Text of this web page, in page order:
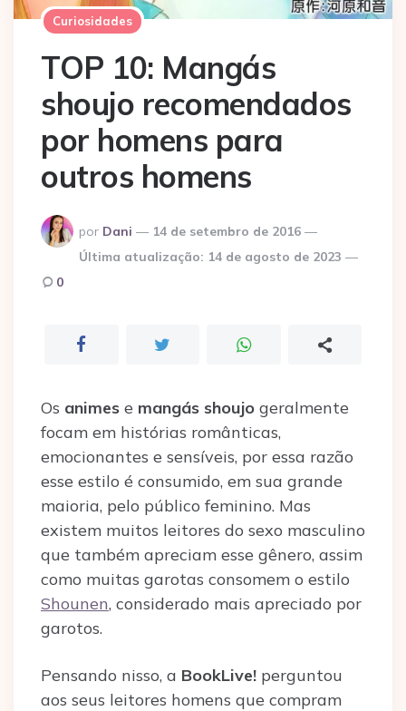
Curiosidades
TOP 10: Mangás
shoujo recomendados
por homens para
outros homens
Postado
por
por Dani
14 de setembro de 2016
Última atualização: 14 de agosto de 2023
0
Os animes e mangás shoujo geralmente
focam em histórias românticas,
emocionantes e sensíveis, por essa razão
esse estilo é consumido, em sua grande
maioria, pelo público feminino. Mas
existem muitos leitores do sexo masculino
que também apreciam esse gênero, assim
como muitas garotas consomem o estilo
Shounen, considerado mais apreciado por
garotos.
Pensando nisso, a BookLive! perguntou
aos seus leitores homens que compram